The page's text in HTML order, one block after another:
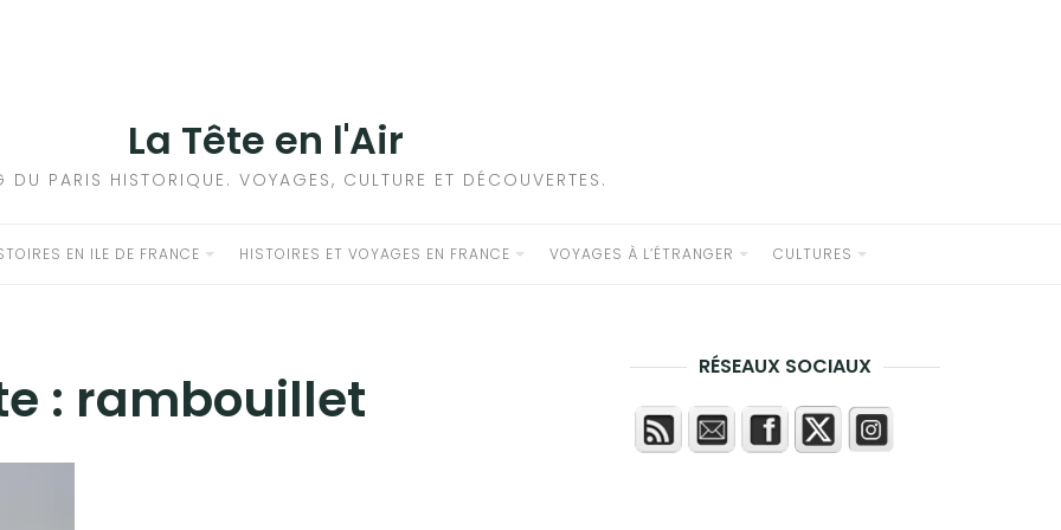
La Tête en l'Air
DU PARIS HISTORIQUE. VOYAGES, CULTURE ET DÉCOUVERTES.
EN ILE DE FRANCE HISTOIRES ET VOYAGES EN FRANCE VOYAGES À L’ÉTRANGER CULTURES
: rambouillet RÉSEAUX SOCIAUX